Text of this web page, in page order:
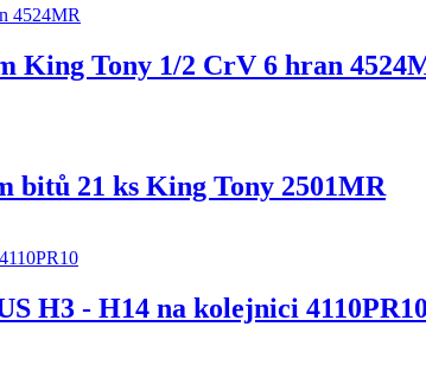
King Tony 1/2 CrV 6 hran
bitů 21 ks King Tony 2501MR
H3 - H14 na kolejnici